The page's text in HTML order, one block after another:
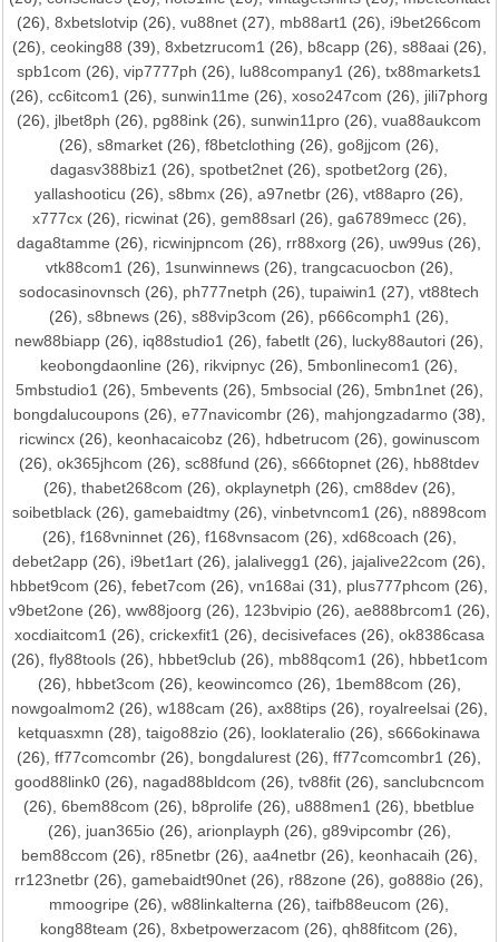
(26),8xbetslotvip (26),vu88net (27), mb88art1 (26), i9bet266com
(26), ceoking88 (39), 8xbetzrucom1 (26), b8capp(26), s88aai(26),
spb1com (26),vip7777ph (26), lu88company1 (26),tx88markets1
(26),cc6itcom1 (26),sunwin11me (26),xoso247com (26), jili7phorg
(26), jlbet8ph (26), pg88ink (26),sunwin11pro (26),vua88aukcom
(26),s8market (26),f8betclothing (26),go8jjcom (26),
dagasv388biz1 (26),spotbet2net (26),spotbet2org (26),
yallashooticu (26),s8bmx (26),a97netbr (26),vt88apro (26),
x777cx(26), ricwinat(26), gem88sarl (26), ga6789mecc(26),
daga8tamme (26), ricwinjpncom (26), rr88xorg (26), uw99us (26),
vtk88com1 (26), 1sunwinnews(26), trangcacuocbon (26),
sodocasinovnsch (26), ph777netph (26),tupaiwin1 (27),vt88tech
(26),s8bnews (26),s88vip3com (26), p666comph1 (26),
new88biapp (26), iq88studio1 (26),fabetlt (26), lucky88autori (26),
keobongdaonline (26), rikvipnyc (26),5mbonlinecom1 (26),
5mbstudio1 (26), 5mbevents(26), 5mbsocial (26), 5mbn1net(26),
bongdalucoupons(26), e77navicombr(26), mahjongzadarmo(38),
ricwincx(26), keonhacaicobz(26), hdbetrucom (26), gowinuscom
(26),ok365jhcom (26),sc88fund (26),s666topnet (26), hb88tdev
(26), thabet268com (26), okplaynetph (26), cm88dev(26),
soibetblack(26), gamebaidtmy(26), vinbetvncom1 (26), n8898com
(26), f168vninnet(26), f168vnsacom (26), xd68coach (26),
debet2app (26), i9bet1art (26), jalalivegg1 (26), jajalive22com (26),
hbbet9com (26),febet7com (26),vn168ai (31), plus777phcom (26),
v9bet2one (26), ww88joorg (26), 123bvipio(26), ae888brcom1 (26),
xocdiaitcom1 (26), crickexfit1 (26), decisivefaces(26), ok8386casa
(26), fly88tools(26), hbbet9club(26), mb88qcom1 (26), hbbet1com
(26), hbbet3com (26), keowincomco(26), 1bem88com (26),
nowgoalmom2 (26), w188cam (26), ax88tips(26), royalreelsai(26),
ketquasxmn (28),taigo88zio (26), looklateralio (26),s666okinawa
(26),ff77comcombr (26), bongdalurest (26),ff77comcombr1 (26),
good88link0(26), nagad88bldcom (26), tv88fit(26), sanclubcncom
(26),6bem88com (26), b8prolife (26), u888men1 (26), bbetblue
(26), juan365io(26), arionplayph (26), g89vipcombr(26),
bem88ccom (26), r85netbr(26), aa4netbr(26), keonhacaih (26),
rr123netbr (26),gamebaidt90net (26), r88zone (26),go888io (26),
mmoogripe (26),w88linkalterna (26),taifb88eucom (26),
kong88team (26),8xbetpowerzacom (26),qh88fitcom (26),